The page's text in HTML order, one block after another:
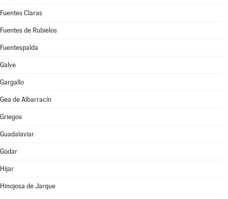
Fuentes Claras
Fuentes de Rubielos
Fuentespalda
Galve
Gargallo
Gea de Albarracín
Griegos
Guadalaviar
Gúdar
Híjar
Hinojosa de Jarque